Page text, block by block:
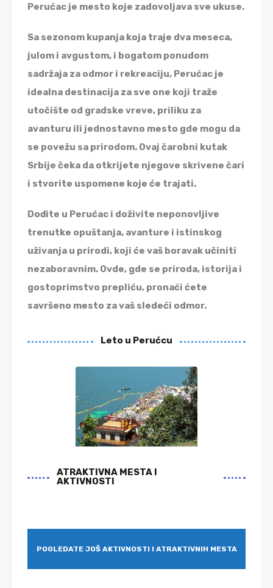
Perućac je mesto koje zadovoljava sve ukuse.
Sa sezonom kupanja koja traje dva meseca,
julom i avgustom, i bogatom ponudom
sadržaja za odmor i rekreaciju, Perućac je
idealna destinacija za sve one koji traže
utočište od gradske vreve, priliku za
avanturu ili jednostavno mesto gde mogu da
se povežu sa prirodom. Ovaj čarobni kutak
Srbije čeka da otkrijete njegove skrivene čari
i stvorite uspomene koje će trajati.
Dođite u Perućac i doživite neponovljive
trenutke opuštanja, avanture i istinskog
uživanja u prirodi, koji će vaš boravak učiniti
nezaboravnim. Ovde, gde se priroda, istorija i
gostoprimstvo prepliću, pronaći ćete
savršeno mesto za vaš sledeći odmor.
Leto u Perućcu
ATRAKTIVNA MESTA I
AKTIVNOSTI
POGLEDATE JOŠ AKTIVNOSTI I ATRAKTIVNIH MESTA